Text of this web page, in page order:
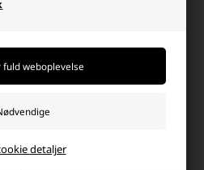
detaljer
Ikke på lager
- +